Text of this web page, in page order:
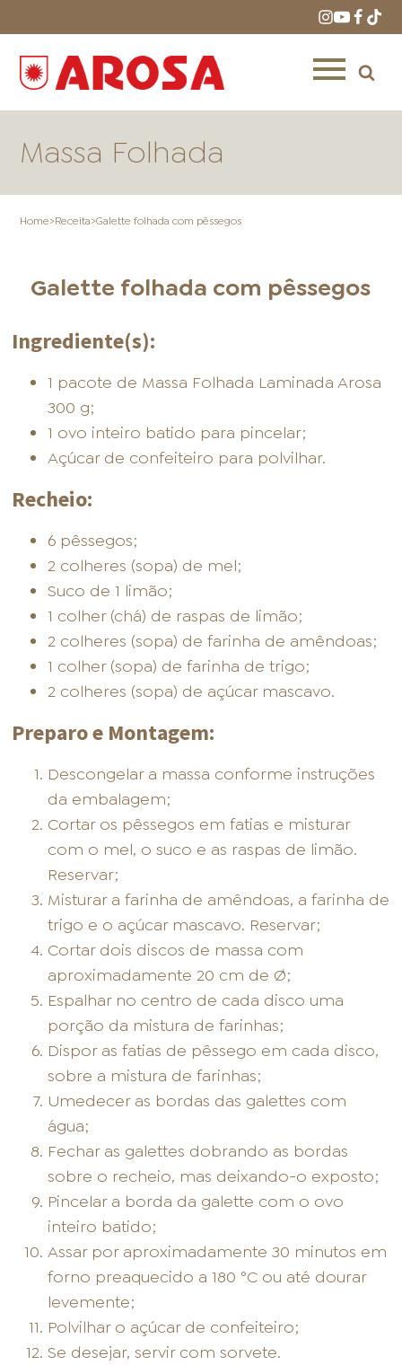
REPRESENTANTES
INVERNO SAC ACESSO PARA PARCEIROS
Massa Folhada
Home>Receita>Galette folhada com pêssegos
Galette folhada com pêssegos
Ingrediente(s):
1 pacote de Massa Folhada Laminada Arosa
300 g;
1 ovo inteiro batido para pincelar;
Açúcar de confeiteiro para polvilhar.
Recheio:
6 pêssegos;
2 colheres (sopa) de mel;
Suco de 1 limão;
1 colher (chá) de raspas de limão;
2 colheres (sopa) de farinha de amêndoas;
1 colher (sopa) de farinha de trigo;
2 colheres (sopa) de açúcar mascavo.
Preparo e Montagem:
Descongelar a massa conforme instruções
da embalagem;
Cortar os pêssegos em fatias e misturar
com o mel, o suco e as raspas de limão.
Reservar;
Misturar a farinha de amêndoas, a farinha de
trigo e o açúcar mascavo. Reservar;
Cortar dois discos de massa com
aproximadamente 20 cm de Ø;
Espalhar no centro de cada disco uma
porção da mistura de farinhas;
Dispor as fatias de pêssego em cada disco,
sobre a mistura de farinhas;
Umedecer as bordas das galettes com
água;
Fechar as galettes dobrando as bordas
sobre o recheio, mas deixando-o exposto;
Pincelar a borda da galette com o ovo
inteiro batido;
Assar por aproximadamente 30 minutos em
forno preaquecido a 180 °C ou até dourar
levemente;
Polvilhar o açúcar de confeiteiro;
Se desejar, servir com sorvete.